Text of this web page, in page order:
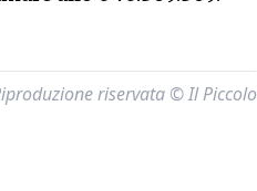
riservata © Il Piccolo